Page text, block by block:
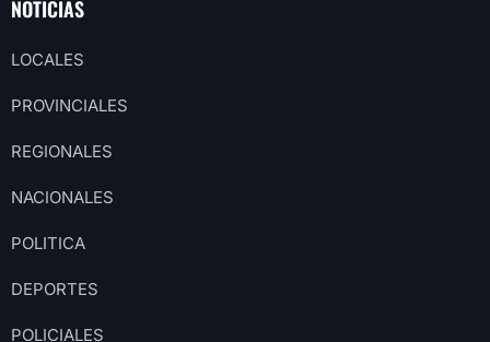
NOTICIAS
LOCALES
PROVINCIALES
REGIONALES
NACIONALES
POLITICA
DEPORTES
POLICIALES